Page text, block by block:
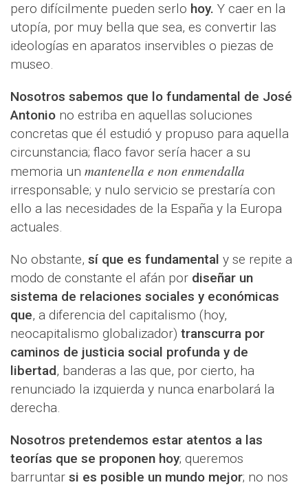
pero difícilmente pueden serlo hoy. Y caer en la
utopía, por muy bella que sea, es convertir las
ideologías en aparatos inservibles o piezas de
museo.
Nosotros sabemos que lo fundamental de José
Antonio no estriba en aquellas soluciones
concretas que él estudió y propuso para aquella
circunstancia; flaco favor sería hacer a su
memoria un mantenella e non enmendalla
irresponsable; y nulo servicio se prestaría con
ello a las necesidades de la España y la Europa
actuales.
No obstante, sí que es fundamental y se repite a
modo de constante el afán por diseñar un
sistema de relaciones sociales y económicas
que, a diferencia del capitalismo (hoy,
neocapitalismo globalizador) transcurra por
caminos de justicia social profunda y de
libertad, banderas a las que, por cierto, ha
renunciado la izquierda y nunca enarbolará la
derecha.
Nosotros pretendemos estar atentos a las
teorías que se proponen hoy; queremos
barruntar si es posible un mundo mejor; no nos